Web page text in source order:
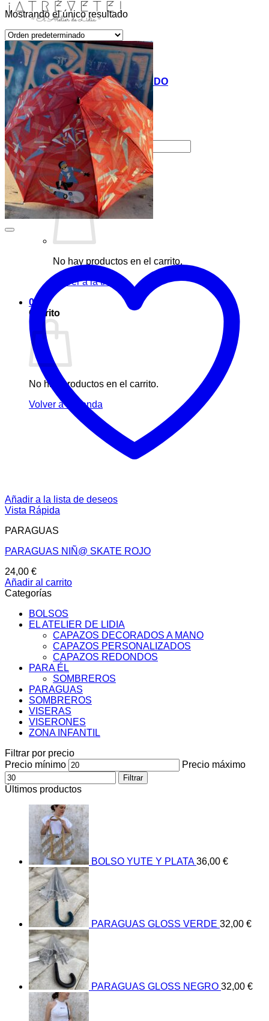
INICIO
TIENDA
MIS COSITAS POR EL MUNDO
EL COMIENZO
BLOG
PAGOS
CONTACTO
Buscar por:
Acceder / Registrarse
Carrito /0,00 € 0
No hay productos en el carrito.
Volver a la tienda
0
Carrito
No hay productos en el carrito.
Volver a la tienda
Mostrando el único resultado
Añadir a la lista de deseos
Vista Rápida
PARAGUAS
PARAGUAS NIÑ@ SKATE ROJO
24,00 €
Añadir al carrito
Categorías
BOLSOS
EL ATELIER DE LIDIA
CAPAZOS DECORADOS A MANO
CAPAZOS PERSONALIZADOS
CAPAZOS REDONDOS
PARA ÉL
SOMBREROS
PARAGUAS
SOMBREROS
VISERAS
VISERONES
ZONA INFANTIL
Filtrar por precio
Precio mínimo
Precio máximo
Filtrar
Últimos productos
BOLSO YUTE Y PLATA 36,00 €
PARAGUAS GLOSS VERDE 32,00 €
PARAGUAS GLOSS NEGRO 32,00 €